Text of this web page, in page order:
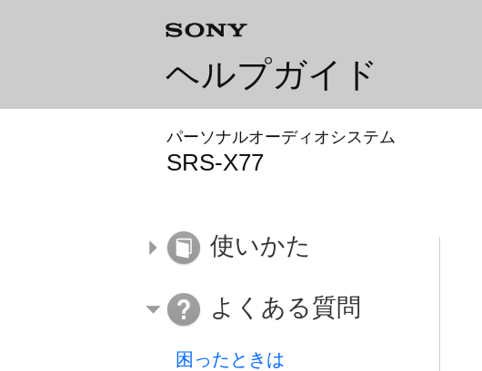
ヘルプガイド
パーソナルオーディオシステム
SRS-X77
使いかた
よくある質問
困ったときは